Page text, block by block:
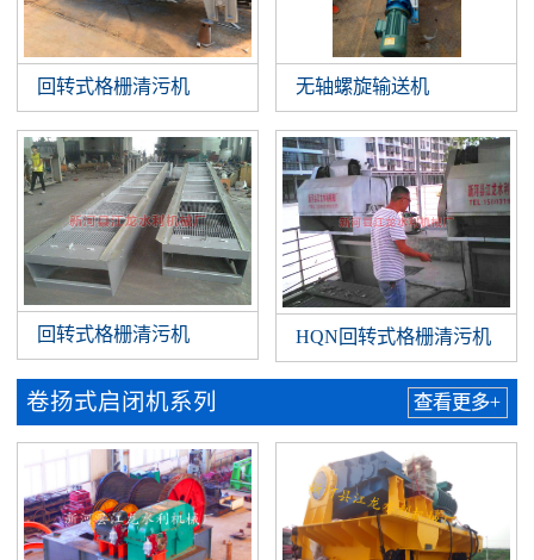
回转式格栅清污机 无轴螺旋输送机
回转式格栅清污机 HQN回转式格栅清污机
卷扬式启闭机系列 查看更多+